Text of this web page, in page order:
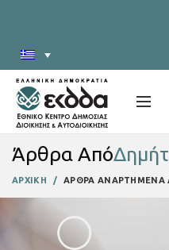
Άρθρα Από
ΑΡΧΙΚΗ ΑΡΘΡΑ ΑΝΑΡΤΗΜΕΝΑ